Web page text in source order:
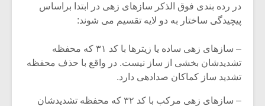
در رده بندی فوق الذکر سازهای زهی در ابتدا براساس
پیچیدگی ساختار به دو لایه تقسیم می شوند:
– سازهای زهی ساده یا زیترها با کد ۳۱ که محفظه
تشدیدشان بخشی از ساز نیست. در واقع با حذف محفظه
تشدید ساز کماکان صدادهی دارد.
– سازهای زهی مرکب با کد ۳۲ که محفظه تشدیدشان